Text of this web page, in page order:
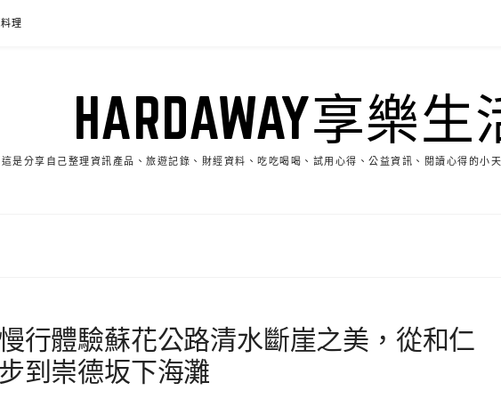
理
HARDAWAY享樂生
這是分享自己整理資訊產品、旅遊記錄、財經資料、吃吃喝喝、試用心得、公益資訊、閱讀心得的小
慢行體驗蘇花公路清水斷崖之美，從和仁
到崇德坂下海灘